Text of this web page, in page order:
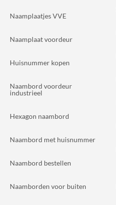
Naamplaatjes VVE
Naamplaat voordeur
Huisnummer kopen
Naambord voordeur
industrieel
Hexagon naambord
Naambord met huisnummer
Naambord bestellen
Naamborden voor buiten